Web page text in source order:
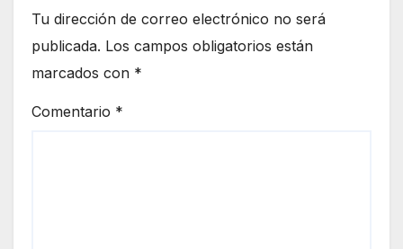
Tu dirección de correo electrónico no será
publicada. Los campos obligatorios están
marcados con *
Comentario *